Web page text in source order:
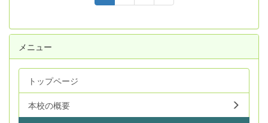
メニュー
トップページ
本校の概要